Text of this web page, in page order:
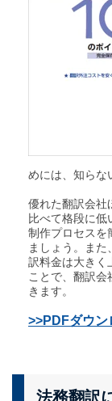
めには、知らな
優れた翻訳会社
比べて格段に低
制作プロセスを
ましょう。ま
訳料金は大きく
ことで、翻訳
きます。
>>PDFダウン
法務翻訳